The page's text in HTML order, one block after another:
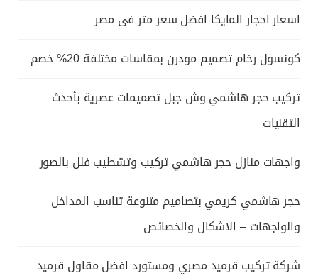
اسعار احجار المايكا افضل سعر متر فى مصر
كونسول رخام تصميم مودرن بمقاسات مختلفة 20% خصم
تركيب حجر هاشمي وش جبل تصميمات عصرية بأحدث
التقنيات
واجهات منازل حجر هاشمي تركيب وتشطيب فلل بالصور
حجر هاشمي كريمي بتصاميم متنوعة تناسب المداخل
والواجهات – الاشكال والخصائص
شركة تركيب قرميد مصري ومستورد افضل مقاول قرميد